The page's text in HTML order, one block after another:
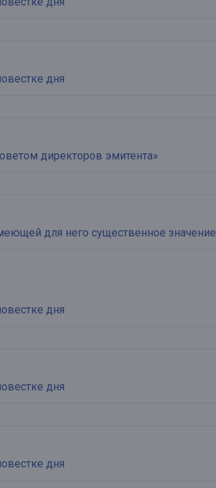
дня
директоров эмитента»
для него существенное значение
дня
дня
дня